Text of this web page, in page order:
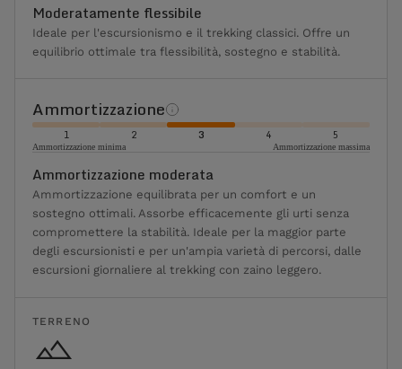
Moderatamente flessibile
Ideale per l'escursionismo e il trekking classici. Offre un
equilibrio ottimale tra flessibilità, sostegno e stabilità.
Ammortizzazione
1 2 3 4 5
Ammortizzazione minima Ammortizzazione massima
Ammortizzazione moderata
Ammortizzazione equilibrata per un comfort e un
sostegno ottimali. Assorbe efficacemente gli urti senza
compromettere la stabilità. Ideale per la maggior parte
degli escursionisti e per un'ampia varietà di percorsi, dalle
escursioni giornaliere al trekking con zaino leggero.
TERRENO